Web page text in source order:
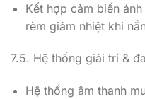
Kết hợp cảm biến
rèm giảm nhiệt khi
7.5. Hệ thống giải trí &
Hệ thống âm thanh